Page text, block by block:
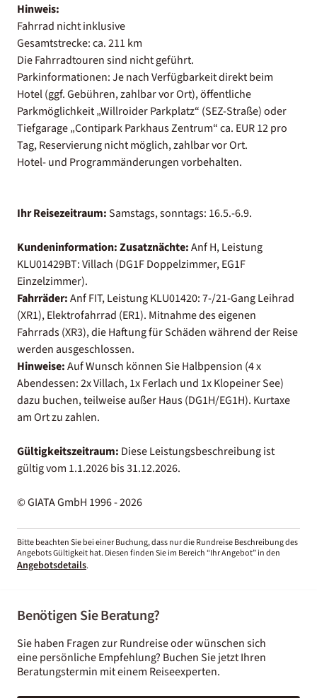
Hinweis:
Fahrrad nicht inklusive
Gesamtstrecke: ca. 211 km
Die Fahrradtouren sind nicht geführt.
Parkinformationen: Je nach Verfügbarkeit direkt beim
Hotel (ggf. Gebühren, zahlbar vor Ort), öffentliche
Parkmöglichkeit „Willroider Parkplatz“ (SEZ-Straße) oder
Tiefgarage „Contipark Parkhaus Zentrum“ ca. EUR 12 pro
Tag, Reservierung nicht möglich, zahlbar vor Ort.
Hotel- und Programmänderungen vorbehalten.
Ihr Reisezeitraum:Samstags, sonntags: 16.5.-6.9.
Kundeninformation:Zusatznächte:Anf H, Leistung
KLU01429BT: Villach (DG1F Doppelzimmer, EG1F
Einzelzimmer).
Fahrräder:Anf FIT, Leistung KLU01420: 7-/21-Gang Leihrad
(XR1), Elektrofahrrad (ER1). Mitnahme des eigenen
Fahrrads (XR3), die Haftung für Schäden während der Reise
werden ausgeschlossen.
Hinweise:Auf Wunsch können Sie Halbpension (4 x
Abendessen: 2x Villach, 1x Ferlach und 1x Klopeiner See)
dazu buchen, teilweise außer Haus (DG1H/EG1H). Kurtaxe
am Ort zu zahlen.
Gültigkeitszeitraum: Diese Leistungsbeschreibung ist
gültig vom 1.1.2026 bis 31.12.2026.
© GIATA GmbH 1996 - 2026
Bitte beachten Sie bei einer Buchung, dass nur die Rundreise Beschreibung des
Angebots Gültigkeit hat. Diesen finden Sie im Bereich “Ihr Angebot” in den
Angebotsdetails.
Benötigen Sie Beratung?
Sie haben Fragen zur Rundreise oder wünschen sich
eine persönliche Empfehlung? Buchen Sie jetzt Ihren
Beratungstermin mit einem Reiseexperten.